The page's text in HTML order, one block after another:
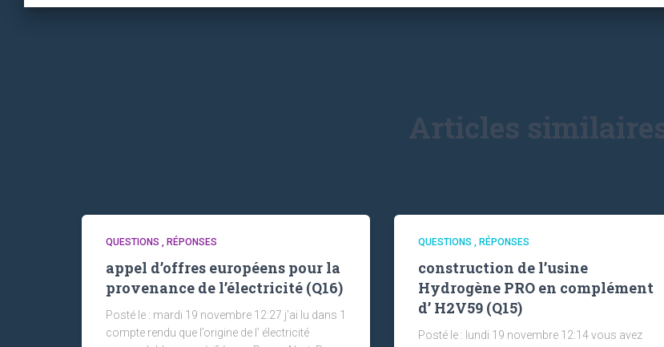
Articles
QUESTIONS , RÉPONSES
appel d’offres européens pour la
provenance de l’électricité (Q16)
Posté le : mardi 19 novembre 12:27 j’ai lu dans 1
compte rendu que l’origine de l’ électricité
QUESTIONS , RÉPONSES
construction de l’usine
Hydrogène PRO en complément
d’ H2V59 (Q15)
Posté le : lundi 19 novembre 12:14 vous avez